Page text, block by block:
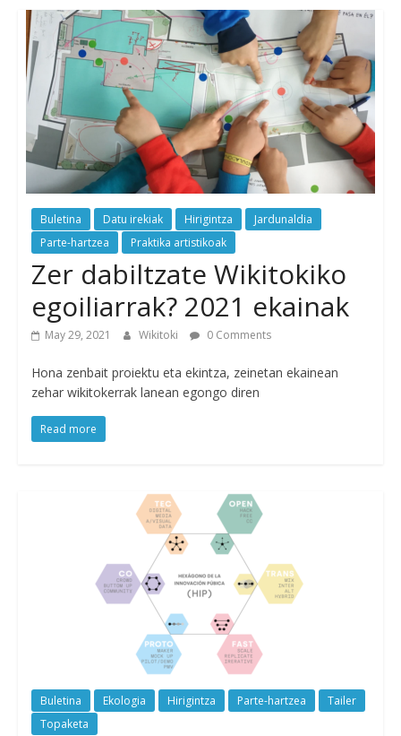
Buletina Datu irekiak Hirigintza
Jardunaldia
Parte-hartzea
Praktika artistikoak
Zer dabiltzate Wikitokiko
egoiliarrak? 2021 ekainak
May 29, 2021 Wikitoki 0 Comments
Hona zenbait proiektu eta ekintza, zeinetan ekainean
zehar wikitokerrak lanean egongo diren
Read more
Buletina Ekologia Hirigintza Parte-hartzea
Tailer
Topaketa